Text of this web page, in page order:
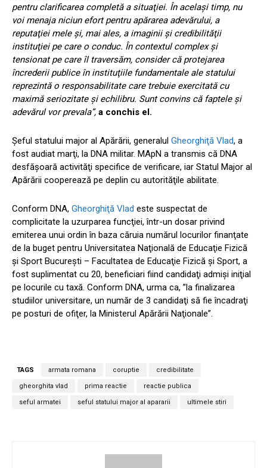
pentru clarificarea completă a situaţiei. În acelaşi timp, nu
voi menaja niciun efort pentru apărarea adevărului, a
reputaţiei mele şi, mai ales, a imaginii şi credibilităţii
instituţiei pe care o conduc. În contextul complex şi
tensionat pe care îl traversăm, consider că protejarea
încrederii publice în instituţiile fundamentale ale statului
reprezintă o responsabilitate care trebuie exercitată cu
maximă seriozitate şi echilibru. Sunt convins că faptele şi
adevărul vor prevala”, a conchis el.
Şeful statului major al Apărării, generalul Gheorghiţă Vlad, a
fost audiat marţi, la DNA militar. MApN a transmis că DNA
desfăşoară activităţi specifice de verificare, iar Statul Major al
Apărării cooperează pe deplin cu autorităţile abilitate.
Conform DNA, Gheorghiţă Vlad este suspectat de
complicitate la uzurparea funcţiei, într-un dosar privind
emiterea unui ordin în baza căruia numărul locurilor finanţate
de la buget pentru Universitatea Naţională de Educaţie Fizică
şi Sport Bucureşti – Facultatea de Educaţie Fizică şi Sport, a
fost suplimentat cu 20, beneficiari fiind candidaţi admişi iniţial
pe locurile cu taxă. Conform DNA, urma ca, ”la finalizarea
studiilor universitare, un număr de 3 candidaţi să fie încadraţi
pe posturi de ofiţer, la Ministerul Apărării Naţionale”.
TAGS armata romana coruptie credibilitate
gheorghita vlad prima reactie reactie publica
seful armatei seful statului major al apararii ultimele stiri